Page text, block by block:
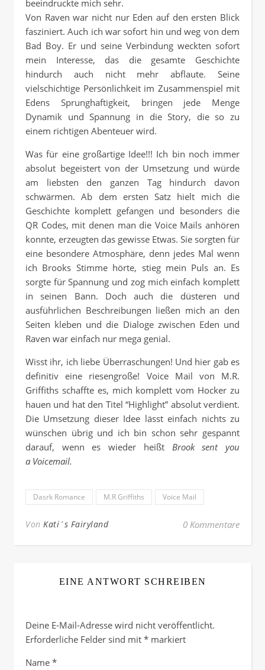
beeindruckte mich sehr.
Von Raven war nicht nur Eden auf den ersten Blick
fasziniert. Auch ich war sofort hin und weg von dem
Bad Boy. Er und seine Verbindung weckten sofort
mein Interesse, das die gesamte Geschichte
hindurch auch nicht mehr abflaute. Seine
vielschichtige Persönlichkeit im Zusammenspiel mit
Edens Sprunghaftigkeit, bringen jede Menge
Dynamik und Spannung in die Story, die so zu
einem richtigen Abenteuer wird.
Was für eine großartige Idee!!! Ich bin noch immer
absolut begeistert von der Umsetzung und würde
am liebsten den ganzen Tag hindurch davon
schwärmen. Ab dem ersten Satz hielt mich die
Geschichte komplett gefangen und besonders die
QR Codes, mit denen man die Voice Mails anhören
konnte, erzeugten das gewisse Etwas. Sie sorgten für
eine besondere Atmosphäre, denn jedes Mal wenn
ich Brooks Stimme hörte, stieg mein Puls an. Es
sorgte für Spannung und zog mich einfach komplett
in seinen Bann. Doch auch die düsteren und
ausführlichen Beschreibungen ließen mich an den
Seiten kleben und die Dialoge zwischen Eden und
Raven war einfach nur mega genial.
Wisst ihr, ich liebe Überraschungen! Und hier gab es
definitiv eine riesengroße! Voice Mail von M.R.
Griffiths schaffte es, mich komplett vom Hocker zu
hauen und hat den Titel “Highlight” absolut verdient.
Die Umsetzung dieser Idee lässt einfach nichts zu
wünschen übrig und ich bin schon sehr gespannt
darauf, wenn es wieder heißt Brook sent you
a Voicemail.
Dasrk Romance M.R Griffiths Voice Mail
Von Kati´s Fairyland 0 Kommentare
EINE ANTWORT SCHREIBEN
Deine E-Mail-Adresse wird nicht veröffentlicht.
Erforderliche Felder sind mit * markiert
Name *